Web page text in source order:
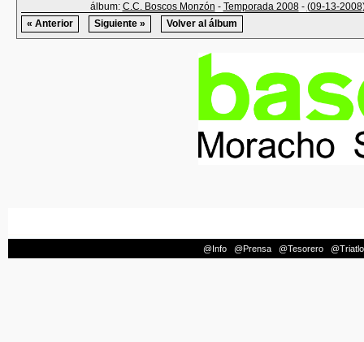
álbum: C.C. Boscos Monzón - Temporada 2008- (09-13-
« Anterior
Siguiente » Volver al álbum
@Info @Prensa @Tesorero